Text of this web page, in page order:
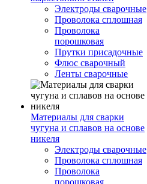
Электроды сварочные
Проволока сплошная
Проволока
порошковая
Прутки присадочные
Флюс сварочный
Ленты сварочные
Материалы для сварки
чугуна и сплавов на основе
никеля
Электроды сварочные
Проволока сплошная
Проволока
порошковая